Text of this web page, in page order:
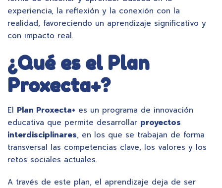
experiencia, la reflexión y la conexión con la
realidad, favoreciendo un aprendizaje significativo y
con impacto real.
¿Qué es el Plan
Proxecta+?
El Plan Proxecta+ es un programa de innovación
educativa que permite desarrollar proyectos
interdisciplinares, en los que se trabajan de forma
transversal las competencias clave, los valores y los
retos sociales actuales.
A través de este plan, el aprendizaje deja de ser